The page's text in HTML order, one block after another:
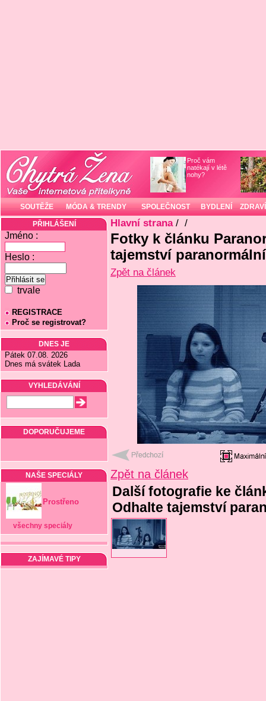
Proč vám
natékají v létě
nohy?
SOUTĚŽE MÓDA & TRENDY SPOLEČNOST BYDLENÍ ZDRAVÍ
PŘIHLÁŠENÍ
Jméno :
Heslo :
trvale
REGISTRACE
Proč se registrovat?
DNES JE
Pátek 07.08. 2026
Dnes má svátek Lada
VYHLEDÁVÁNÍ
DOPORUČUJEME
NAŠE SPECIÁLY
Prostřeno
všechny speciály
ZAJÍMAVÉ TIPY
Hlavní strana/ /
Fotky k článku
tajemství
Zpět na článek
Zpět na článek
Další fotografie ke
Odhalte tajemství